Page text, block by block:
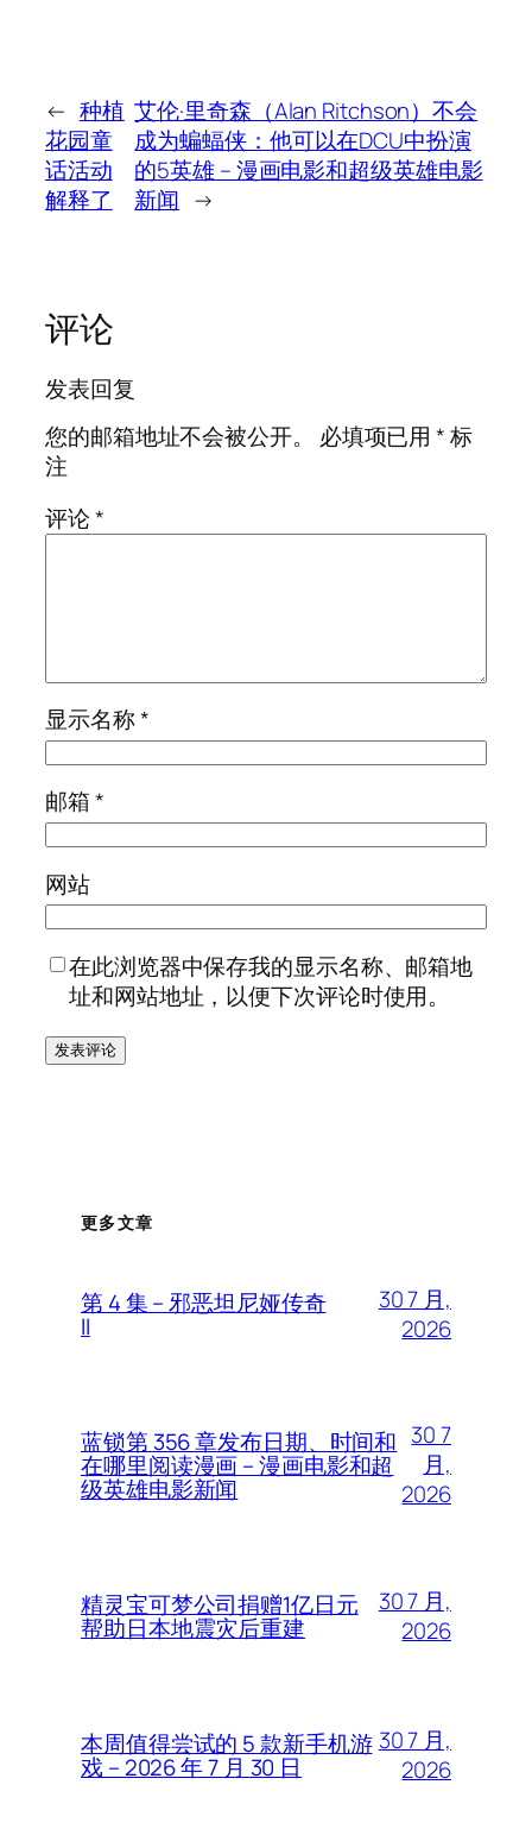
← 种植
花园童
话活动
解释了
艾伦·里奇森（Alan Ritchson）不会
成为蝙蝠侠：他可以在DCU中扮演
的5英雄 – 漫画电影和超级英雄电影
新闻 →
评论
发表回复
您的邮箱地址不会被公开。
必填项已用*标
注
评论*
显示名称*
邮箱*
网站
在此浏览器中保存我的显示名称、邮箱地
址和网站地址，以便下次评论时使用。
更多文章
第 4 集 – 邪恶坦尼娅传奇
II
30 7 月,
2026
蓝锁第 356 章发布日期、时间和
在哪里阅读漫画 – 漫画电影和超
级英雄电影新闻
30 7
月,
2026
精灵宝可梦公司捐赠1亿日元
帮助日本地震灾后重建
30 7 月,
2026
本周值得尝试的 5 款新手机游
戏 – 2026 年 7 月 30 日
30 7 月,
2026